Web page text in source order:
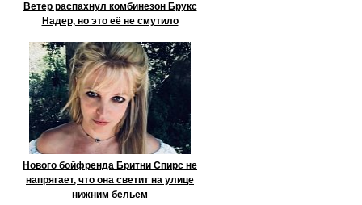
Ветер распахнул комбинезон Брукс
Надер, но это её не смутило
Нового бойфренда Бритни Спирс не
напрягает, что она светит на улице
нижним бельем